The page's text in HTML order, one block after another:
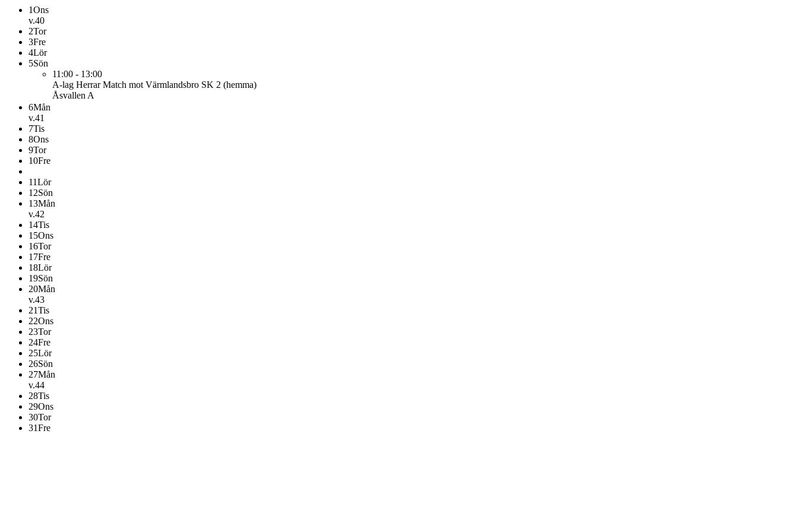
1Ons
v.40
2Tor
3Fre
4Lör
5Sön
11:00 - 13:00
A-lag Herrar Match mot Värmlandsbro SK 2 (hemma)
Åsvallen A
6Mån
v.41
7Tis
8Ons
9Tor
10Fre
11Lör
12Sön
13Mån
v.42
14Tis
15Ons
16Tor
17Fre
18Lör
19Sön
20Mån
v.43
21Tis
22Ons
23Tor
24Fre
25Lör
26Sön
27Mån
v.44
28Tis
29Ons
30Tor
31Fre